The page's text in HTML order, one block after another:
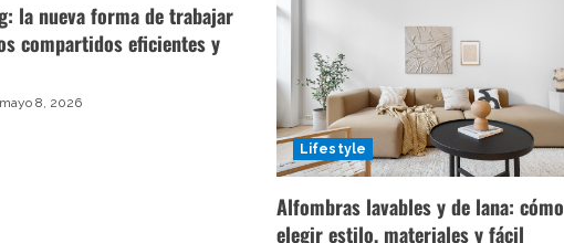
al
cielo
ya
la nueva forma de trabajar
compartidos eficientes y
mayo 8, 2026
Lifestyle
Alfombras lavables y de lana: cómo
elegir estilo, materiales y fácil